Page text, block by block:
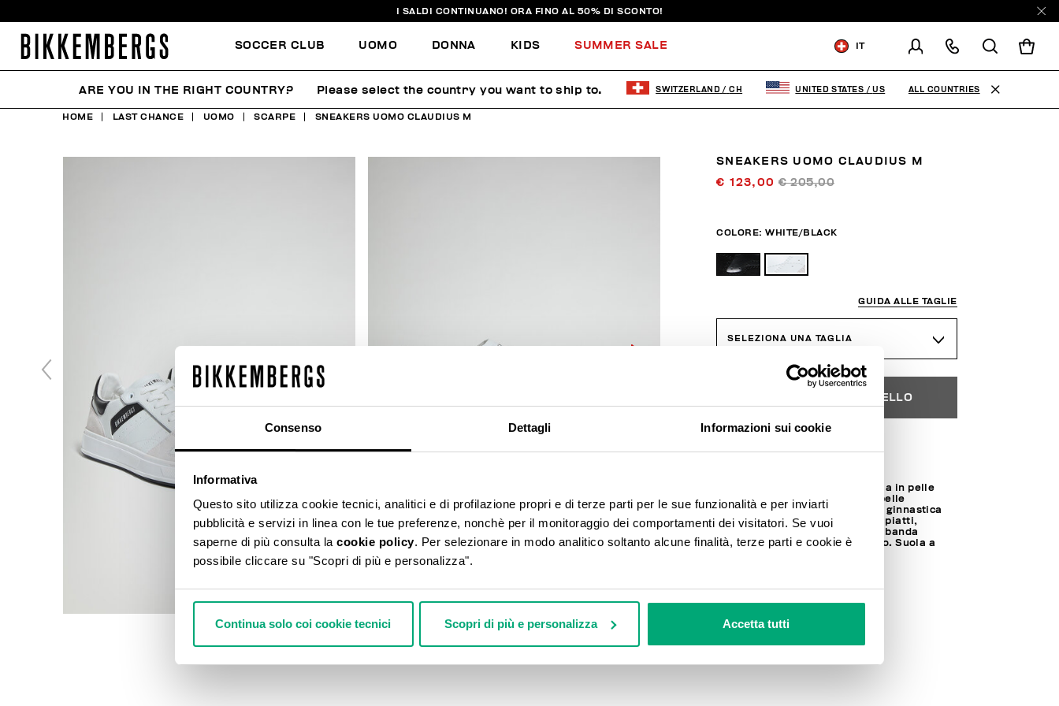
Consenso Dettagli Informazioni sui cookie
Informativa
Questo sito utilizza cookie tecnici, analitici e di profilazione propri e di terze parti per le sue funzionalità e per inviarti
pubblicità e servizi in linea con le tue preferenze, nonchè per il monitoraggio dei comportamenti dei visitatori. Se vuoi
saperne di più consulta la cookie policy. Per selezionare in modo analitico soltanto alcune finalità, terze parti e cookie è
possibile cliccare su "Scopri di più e personalizza".
Continua solo coi cookie tecnici Scopri di più e personalizza Accetta tutti
I SALDI CONTINUANO! ORA FINO AL 50% DI SCONTO!
SOCCER CLUB UOMO DONNA KIDS SUMMER SALE IT
MODIFICA PAESE DI
SPEDIZIONE
DE FR EN
HOME LAST CHANCE UOMO SCARPE SNEAKERS UOMO CLAUDIUS M
% SCONTO
SNEAKERS UOMO CLAUDIUS M
€ 123,00€ 205,00
COLORE:WHITE/BLACK
GUIDA ALLE TAGLIE
SELEZIONA UNA TAGLIA
AGGIUNGI AL CARRELLO
Sneakers Claudius M con tomaia in pelle
liscia arricchita da dettagli in pelle
scamosciata. Queste scarpe da ginnastica
presentano punzonature, lacci piatti,
tassello posteriore imbottito e banda
laterale personalizzata dal logo. Suola a
LINING: 100% MICROFIBER LT
ARE YOU IN THE RIGHT COUNTRY? Please select the country you want to ship to. SWITZERLAND / CH UNITED STATES / US ALL COUNTRIES